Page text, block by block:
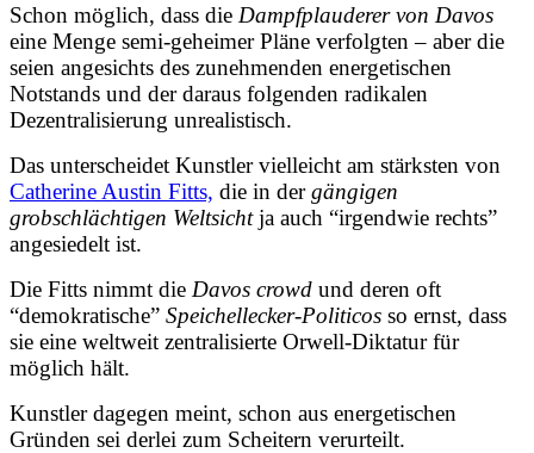
Schon möglich, dass die Dampfplauderer von Davos
eine Menge semi-geheimer Pläne verfolgten – aber die
seien angesichts des zunehmenden energetischen
Notstands und der daraus folgenden radikalen
Dezentralisierung unrealistisch.
Das unterscheidet Kunstler vielleicht am stärksten von
Catherine Austin Fitts, die in dergängigen
grobschlächtigen Weltsichtja auch “irgendwie rechts”
angesiedelt ist.
Die Fitts nimmt die Davos crowd und deren oft
“demokratische” Speichellecker-Politicos so ernst, dass
sie eine weltweit zentralisierte Orwell-Diktatur für
möglich hält.
Kunstler dagegen meint, schon aus energetischen
Gründen sei derlei zum Scheitern verurteilt.